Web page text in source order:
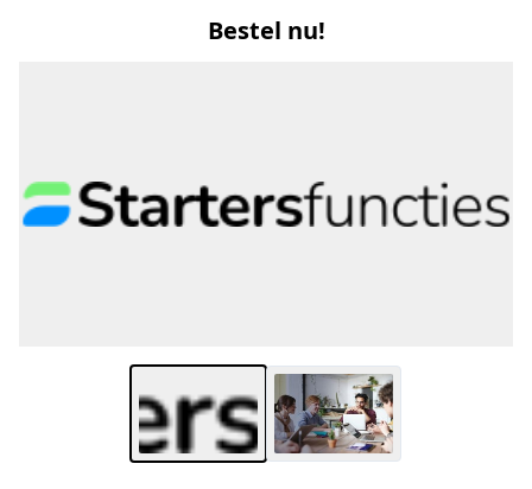
Bestel nu!